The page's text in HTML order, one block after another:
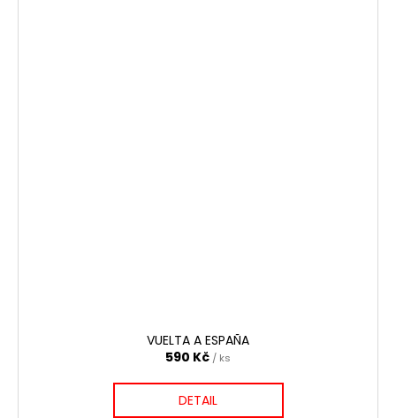
VUELTA A ESPAÑA
590 Kč / ks
DETAIL